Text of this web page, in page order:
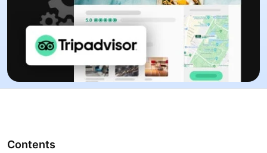
Contents